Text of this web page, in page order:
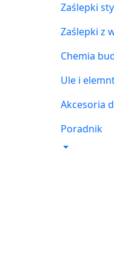
Zaślepki
Zaślepki z
Chemia
Ule i
Akcesoria
Poradnik